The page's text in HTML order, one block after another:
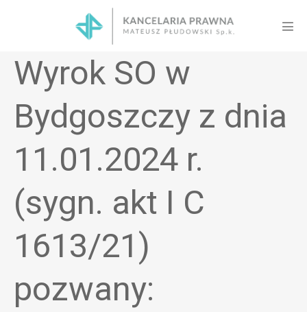
Wyrok SO w
Bydgoszczy z dnia
11.01.2024 r.
(sygn. akt I C
1613/21)
pozwany: